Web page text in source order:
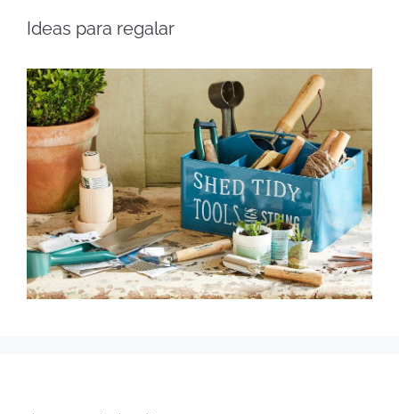
Ideas para regalar